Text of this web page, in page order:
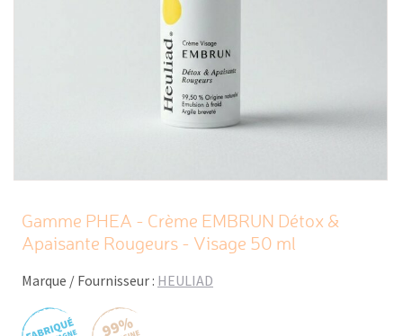
Gamme PHEA - Crème EMBRUN Détox &
Apaisante Rougeurs - Visage 50 ml
Marque / Fournisseur : HEULIAD